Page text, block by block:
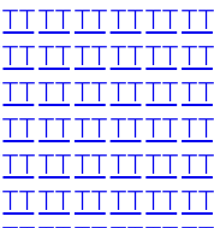
TTTTTTTTTTTT
TTTTTTTTTTTT
TTTTTTTTTTTT
TTTTTTTTTTTT
TTTTTTTTTTTT
TTTTTTTTTTTT